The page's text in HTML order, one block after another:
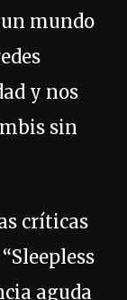
mundo
y nos
sin
críticas
aguda